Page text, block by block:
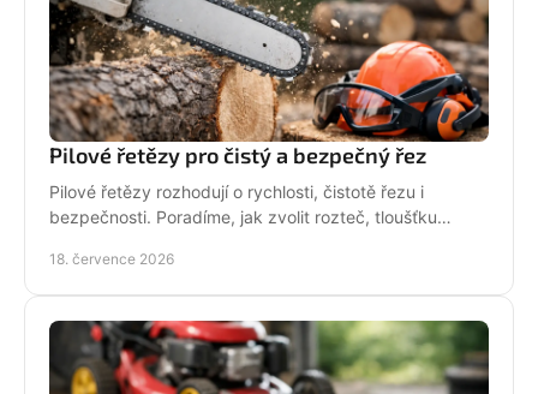
Pilové řetězy pro čistý a bezpečný řez
Pilové řetězy rozhodují o rychlosti, čistotě řezu i
bezpečnosti. Poradíme, jak zvolit rozteč, tloušťku
18. července 2026